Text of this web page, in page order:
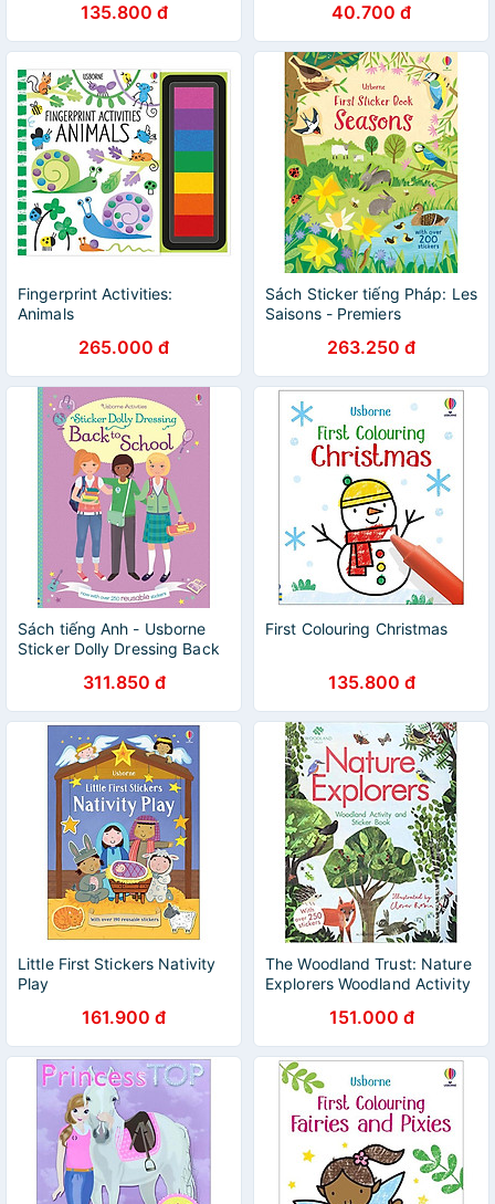
135.800 đ 40.700 đ
Fingerprint Activities:
Animals
265.000 đ
Sách Sticker tiếng Pháp: Les
Saisons - Premiers
263.250 đ
Sách tiếng Anh - Usborne
Sticker Dolly Dressing Back
311.850 đ
First Colouring Christmas
135.800 đ
Little First Stickers Nativity
Play
161.900 đ
The Woodland Trust: Nature
Explorers Woodland Activity
151.000 đ